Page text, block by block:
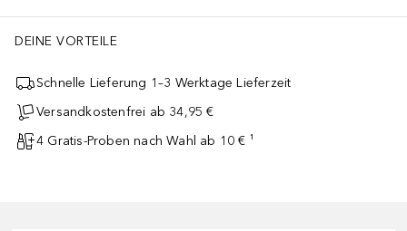
DEINE VORTEILE
Schnelle Lieferung 1–3 Werktage Lieferzeit
Versandkostenfrei ab 34,95 €
4 Gratis-Proben nach Wahl ab 10 € ¹